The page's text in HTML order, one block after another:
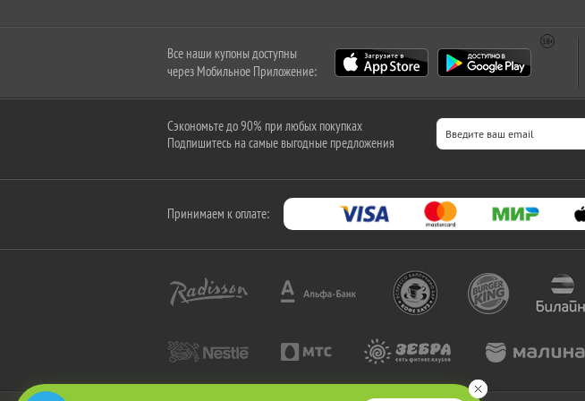
Все наши купоны доступны
через Мобильное Приложение:
Сэкономьте до 90% при любых покупках
Подпишитесь на самые выгодные предложения
Принимаем к оплате: